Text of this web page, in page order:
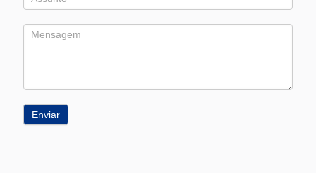
Enviar